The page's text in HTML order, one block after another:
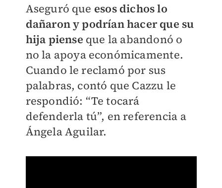
Aseguró que esos dichos lo
dañaron y podrían hacer que su
hija piense que la abandonó o
no la apoya económicamente.
Cuando le reclamó por sus
palabras, contó que Cazzu le
respondió: “Te tocará
defenderla tú”, en referencia a
Ángela Aguilar.